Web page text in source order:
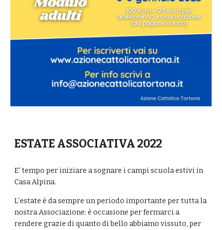
ESTATE ASSOCIATIVA 2022
E' tempo per iniziare a sognare i campi scuola estivi in
Casa Alpina.
L’estate è da sempre un periodo importante per tutta la
nostra Associazione: è occasione per fermarci a
rendere grazie di quanto di bello abbiamo vissuto, per